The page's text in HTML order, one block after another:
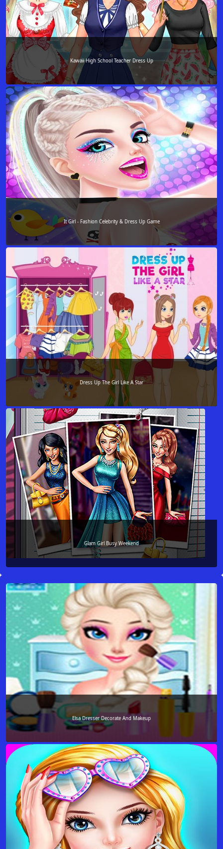
Kawaii High School Teacher Dress Up
It Girl - Fashion Celebrity & Dress Up Game
Dress Up The Girl Like A Star
Glam Girl Busy Weekend
Elsa Dresser Decorate And Makeup